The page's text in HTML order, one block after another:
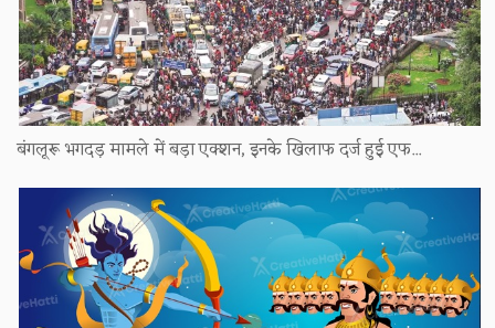
बंगलूरू भगदड़ मामले में बड़ा एक्शन, इनके खिलाफ दर्ज हुई एफ...